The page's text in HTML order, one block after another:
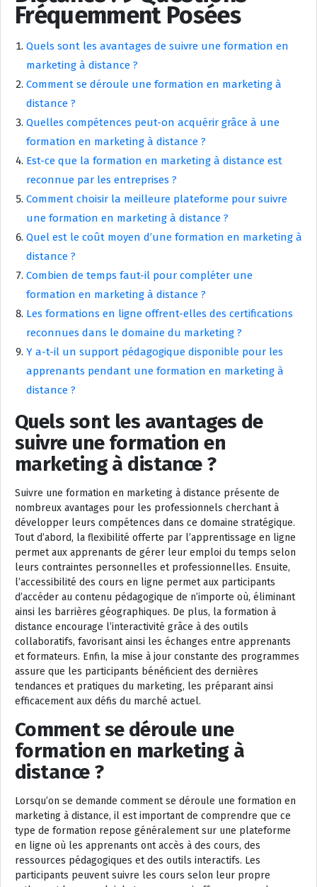
Fréquemment Posées
Quels sont les avantages de suivre une formation en
marketing à distance ?
Comment se déroule une formation en marketing à
distance ?
Quelles compétences peut-on acquérir grâce à une
formation en marketing à distance ?
Est-ce que la formation en marketing à distance est
reconnue par les entreprises ?
Comment choisir la meilleure plateforme pour suivre
une formation en marketing à distance ?
Quel est le coût moyen d’une formation en marketing à
distance ?
Combien de temps faut-il pour compléter une
formation en marketing à distance ?
Les formations en ligne offrent-elles des certifications
reconnues dans le domaine du marketing ?
Y a-t-il un support pédagogique disponible pour les
apprenants pendant une formation en marketing à
distance ?
Quels sont les avantages de
suivre une formation en
marketing à distance ?
Suivre une formation en marketing à distance présente de
nombreux avantages pour les professionnels cherchant à
développer leurs compétences dans ce domaine stratégique.
Tout d’abord, la flexibilité offerte par l’apprentissage en ligne
permet aux apprenants de gérer leur emploi du temps selon
leurs contraintes personnelles et professionnelles. Ensuite,
l’accessibilité des cours en ligne permet aux participants
d’accéder au contenu pédagogique de n’importe où, éliminant
ainsi les barrières géographiques. De plus, la formation à
distance encourage l’interactivité grâce à des outils
collaboratifs, favorisant ainsi les échanges entre apprenants
et formateurs. Enfin, la mise à jour constante des programmes
assure que les participants bénéficient des dernières
tendances et pratiques du marketing, les préparant ainsi
efficacement aux défis du marché actuel.
Comment se déroule une
formation en marketing à
distance ?
Lorsqu’on se demande comment se déroule une formation en
marketing à distance, il est important de comprendre que ce
type de formation repose généralement sur une plateforme
en ligne où les apprenants ont accès à des cours, des
ressources pédagogiques et des outils interactifs. Les
participants peuvent suivre les cours selon leur propre